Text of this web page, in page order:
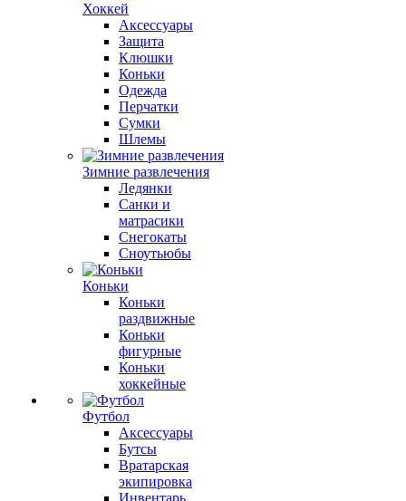
Хоккей
Аксессуары
Защита
Клюшки
Коньки
Одежда
Перчатки
Сумки
Шлемы
Зимние развлечения
Ледянки
Санки и
матрасики
Снегокаты
Сноутьюбы
Коньки
Коньки
раздвижные
Коньки
фигурные
Коньки
хоккейные
Футбол
Аксессуары
Бутсы
Вратарская
экипировка
Инвентарь